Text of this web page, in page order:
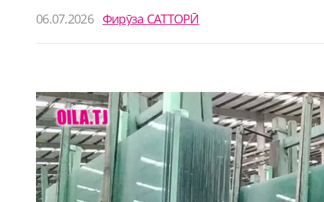
06.07.2026 Фирӯза САТТОРӢ